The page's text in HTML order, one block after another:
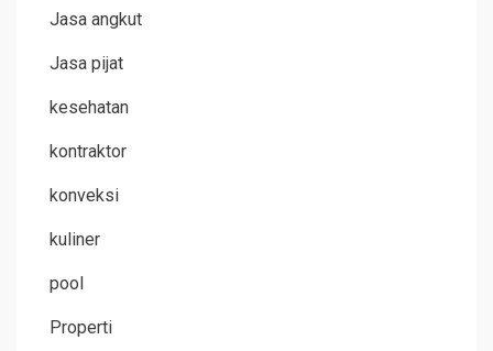
Jasa angkut
Jasa pijat
kesehatan
kontraktor
konveksi
kuliner
pool
Properti